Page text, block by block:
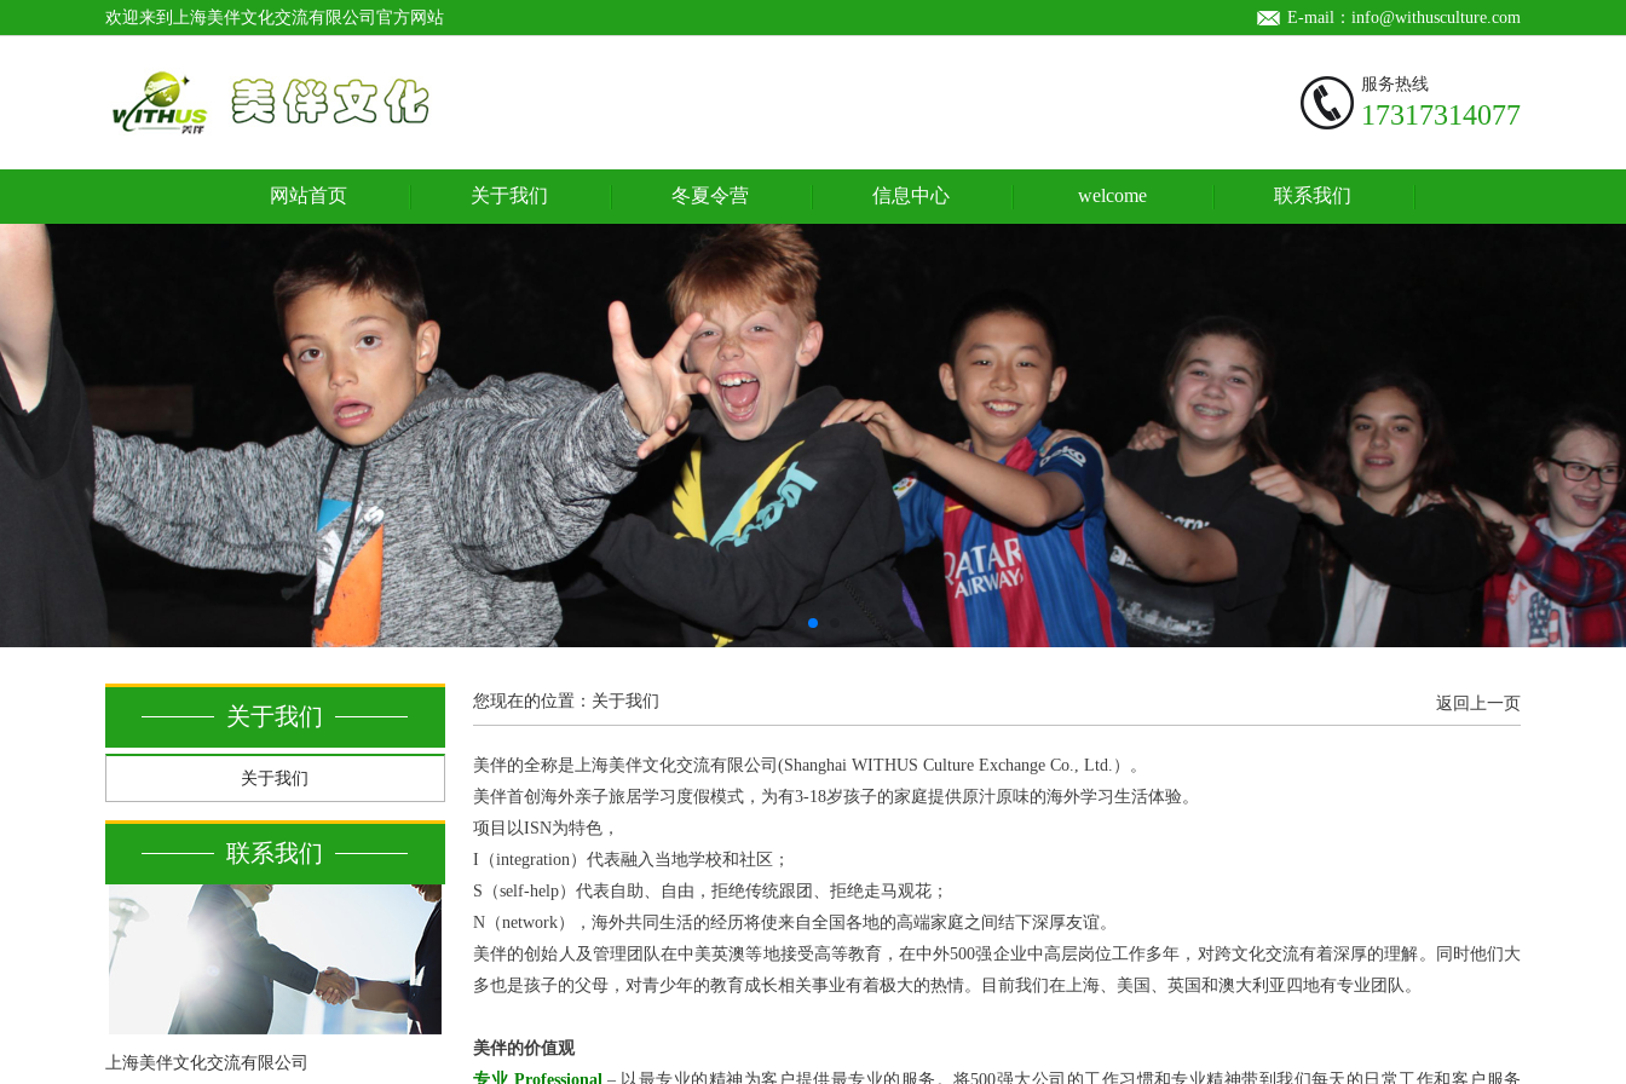
欢迎来到上海美伴文化交流有限公司官方网站 E-mail：info@withusculture.com
服务热线
17317314077
网站首页 关于我们 冬夏令营 信息中心 welcome 联系我们
关于我们
关于我们
联系我们
上海美伴文化交流有限公司
您现在的位置：关于我们 返回上一页
美伴的全称是上海美伴文化交流有限公司(Shanghai WITHUS Culture Exchange Co., Ltd.）。
美伴首创海外亲子旅居学习度假模式，为有3-18岁孩子的家庭提供原汁原味的海外学习生活体验。
项目以ISN为特色，
I（integration）代表融入当地学校和社区；
S（self-help）代表自助、自由，拒绝传统跟团、拒绝走马观花；
N（network），海外共同生活的经历将使来自全国各地的高端家庭之间结下深厚友谊。
美伴的创始人及管理团队在中美英澳等地接受高等教育，在中外500强企业中高层岗位工作多年，对跨文化交流有着深厚的理解。同时他们大
多也是孩子的父母，对青少年的教育成长相关事业有着极大的热情。目前我们在上海、美国、英国和澳大利亚四地有专业团队。
美伴的价值观
专业 Professional – 以最专业的精神为客户提供最专业的服务。将500强大公司的工作习惯和专业精神带到我们每天的日常工作和客户服务